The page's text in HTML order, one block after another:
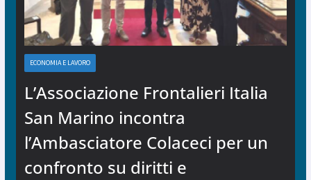
ECONOMIA E LAVORO
L’Associazione Frontalieri Italia
San Marino incontra
l’Ambasciatore Colaceci per un
confronto su diritti e